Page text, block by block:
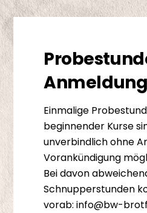
Einmalige
beginnender Kurse
unverbindlich ohne
Vorankündigung
Bei davon
Schnupperstunden
vorab: info@bw-